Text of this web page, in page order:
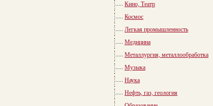
Кино, Театр
Космос
Легкая промышленность
Медицина
Металлургия, металлообработка
Музыка
Наука
Нефть, газ, геология